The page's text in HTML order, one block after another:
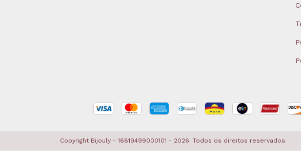
Copyright Bijouly - 16819499000101 - 2026. Todos os direitos reservados.